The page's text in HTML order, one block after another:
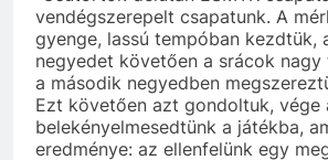
vendégszerepelt csapatunk. A
gyenge, lassú tempóban kezdtük,
negyedet követően a srácok nagy
a második negyedben
Ezt követően azt gondoltuk, vége
belekényelmesedtünk a játékba,
eredménye: az ellenfelünk egy